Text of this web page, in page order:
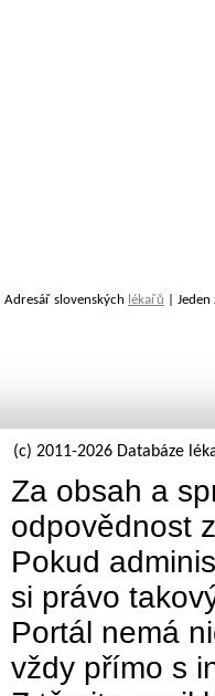
Adresář slovenských lékařů |
(c) 2011-2026 Databáze
Za obsah a
odpovědnost
Pokud
si právo
Portál nemá
vždy přímo s